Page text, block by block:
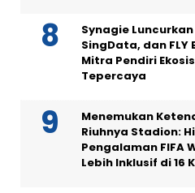
Synagie Luncurkan
SingData, dan
Mitra Pendiri
Tepercaya
Menemukan
Riuhnya Stadion:
Pengalaman FIFA
Lebih Inklusif di 16